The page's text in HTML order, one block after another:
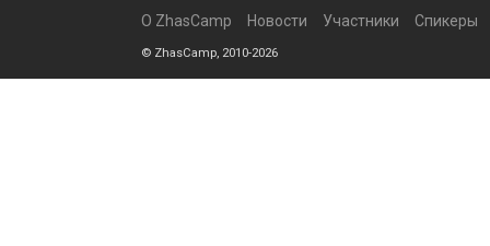
О ZhasCamp Новости Участники Спикеры
© ZhasCamp, 2010-2026